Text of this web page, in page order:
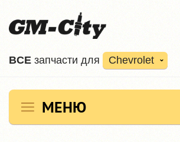
ВCE запчасти для Chevrolet
МЕНЮ